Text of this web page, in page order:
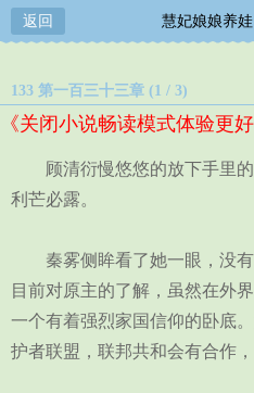
返回 慧妃娘娘养
133 第一百三十三章 (1 / 3)
《关闭小说畅读模式体验更好
顾清衍慢悠悠的放下手里的
利芒必露。
秦雾侧眸看了她一眼，没有
目前对原主的了解，虽然在外
一个有着强烈家国信仰的卧底
护者联盟，联邦共和会有合作，